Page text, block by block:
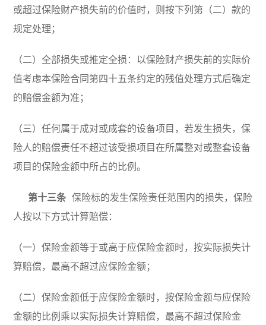
或超过保险财产损失前的价值时，则按下列第（二）款的
规定处理；
（二）全部损失或推定全损：以保险财产损失前的实际价
值考虑本保险合同第四十五条约定的残值处理方式后确定
的赔偿金额为准；
（三）任何属于成对或成套的设备项目，若发生损失，保
险人的赔偿责任不超过该受损项目在所属整对或整套设备
项目的保险金额中所占的比例。
第十三条
保险标的发生保险责任范围内的损失，保险
人按以下方式计算赔偿：
（一）保险金额等于或高于应保险金额时，按实际损失计
算赔偿，最高不超过应保险金额；
（二）保险金额低于应保险金额时，按保险金额与应保险
金额的比例乘以实际损失计算赔偿，最高不超过保险金